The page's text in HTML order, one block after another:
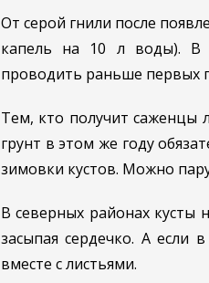
От серой гнили после
капель на 10 л воды). В
проводить раньше первых
Тем, кто получит саженцы
грунт в этом же году
зимовки кустов. Можно
В северных районах кусты
засыпая сердечко. А если
вместе с листьями.